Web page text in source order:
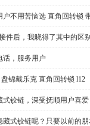
户不用苦恼选 直角回转锁
件后，我晓得了其中的区
话，服务用户
锦戴乐克 直角回转锁 l12
式铰链，深受抚顺用户喜
藏式铰链呢？只要以前的